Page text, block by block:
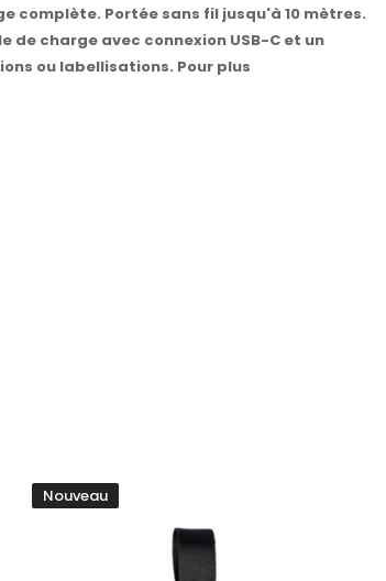
complète. Portée sans fil jusqu'à 10 mètres.
de charge avec connexion USB-C et un
ou labellisations. Pour plus
Nouveau